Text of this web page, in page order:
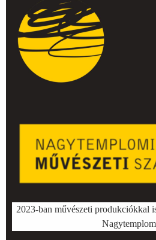
2023-ban művészeti produkciókkal